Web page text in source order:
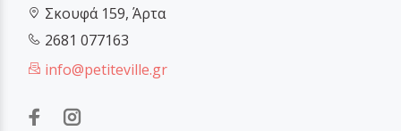
Σκουφά 159, Άρτα
2681 077163
info@petiteville.gr